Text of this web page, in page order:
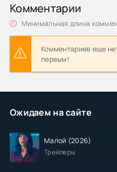
Ожидаем на сайте
Малой (2026)
Трейлеры
Комментарии
Минимальная длина
Комментариев еще
первым!